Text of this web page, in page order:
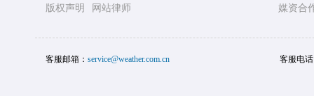
版权声明
网站律师
媒资合
客服邮箱： service@weather.com.cn 客服电